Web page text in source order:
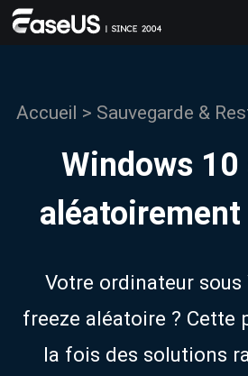
Accueil > Sauvegarde &
Windows 10
aléatoirement
Votre ordinateur sous
freeze aléatoire ? Cette
la fois des solutions